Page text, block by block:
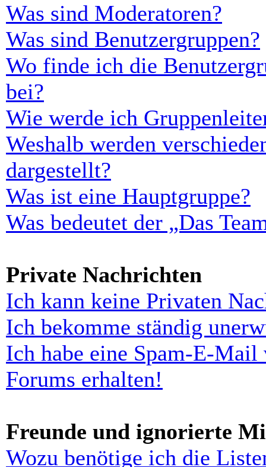
Was sind Moderatoren?
Was sind Benutzergruppen?
Wo finde ich die
bei?
Wie werde ich
Weshalb werden
dargestellt?
Was ist eine Hauptgruppe?
Was bedeutet der „Das
Private Nachrichten
Ich kann keine Privaten
Ich bekomme ständig
Ich habe eine Spam-E-
Forums erhalten!
Freunde und ignorierte
Wozu benötige ich die